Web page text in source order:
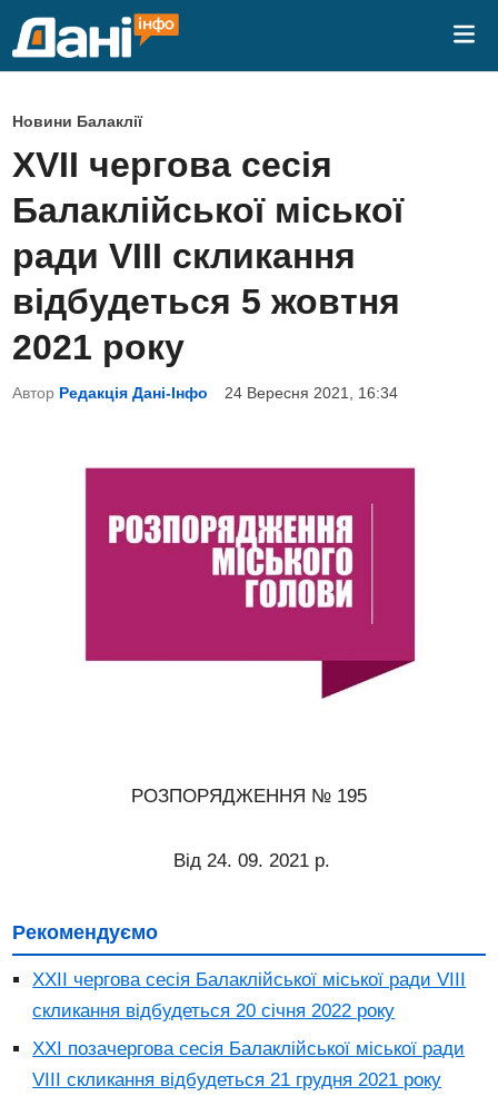
P
o
s
e
d
n
Новини Балаклії
ХVII чергова сесія
Балаклійської міської
ради VІІI скликання
відбудеться 5 жовтня
2021 року
Автор Редакція Дані-Інфо 24 Вересня 2021, 16:34
РОЗПОРЯДЖЕННЯ № 195
Від 24. 09. 2021 р.
Рекомендуємо
ХХII чергова сесія Балаклійської міської ради VІІI
скликання відбудеться 20 січня 2022 року
XXI позачергова сесія Балаклійської міської ради
VІІI скликання відбудеться 21 грудня 2021 року